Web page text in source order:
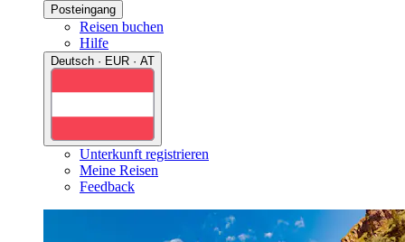
Posteingang
Reisen buchen
Hilfe
Deutsch · EUR · AT
Unterkunft registrieren
Meine Reisen
Feedback